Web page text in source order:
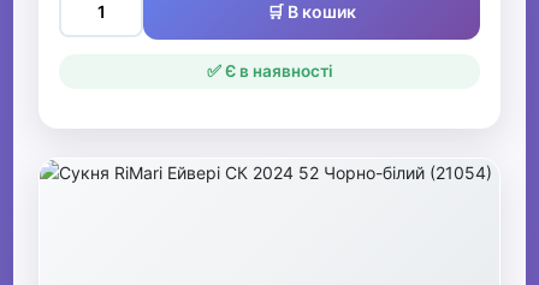
🛒 В кошик
✅ Є в наявності